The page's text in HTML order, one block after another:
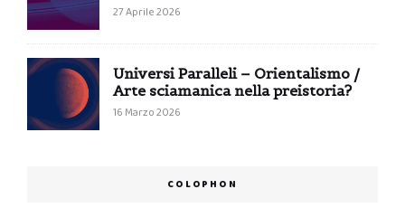
27 Aprile 2026
Universi Paralleli – Orientalismo /
Arte sciamanica nella preistoria?
16 Marzo 2026
COLOPHON